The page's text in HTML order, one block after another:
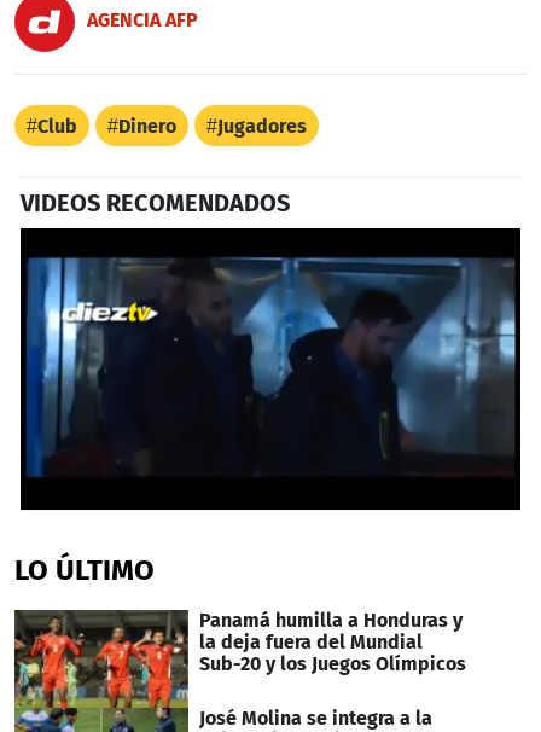
AGENCIA AFP
Club Dinero Jugadores
VIDEOS RECOMENDADOS
of
2
19
seconds
LO ÚLTIMO
Panamá humilla a Honduras y
la deja fuera del Mundial
Sub-20 y los Juegos Olímpicos
José Molina se integra a la